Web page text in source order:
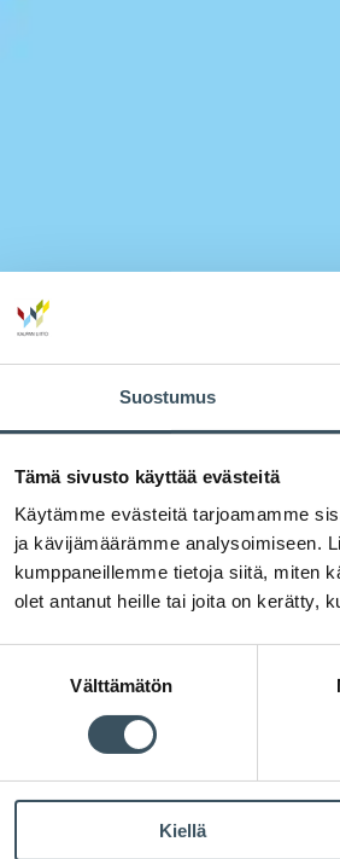
Suostumus
Tämä sivusto käyttää evästeitä
Käytämme evästeitä tarjoamamme
ja kävijämäärämme analysoimiseen.
kumppaneillemme tietoja siitä, miten
olet antanut heille tai joita on kerätty,
Välttämätön
Kiellä
19 Tehokas